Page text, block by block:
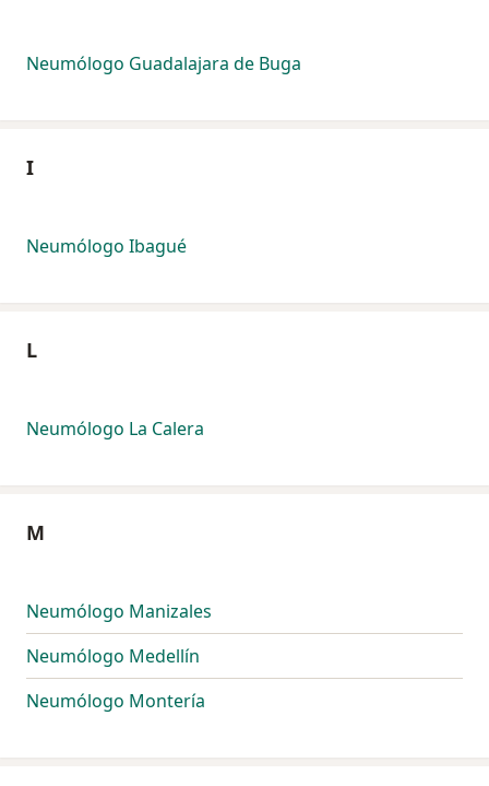
Neumólogo Guadalajara de Buga
I
Neumólogo Ibagué
L
Neumólogo La Calera
M
Neumólogo Manizales
Neumólogo Medellín
Neumólogo Montería